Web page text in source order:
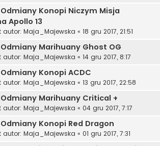
Konopi Niczym Misja
Apollo 13
autor: Maja_Majewska « 18 gru 2017, 21:51
Marihuany Ghost OG
autor: Maja_Majewska « 14 gru 2017, 8:17
Konopi ACDC
autor: Maja_Majewska « 13 gru 2017, 22:58
Marihuany Critical +
autor: Maja_Majewska « 04 gru 2017, 7:17
Konopi Red Dragon
autor: Maja_Majewska « 01 gru 2017, 7:31